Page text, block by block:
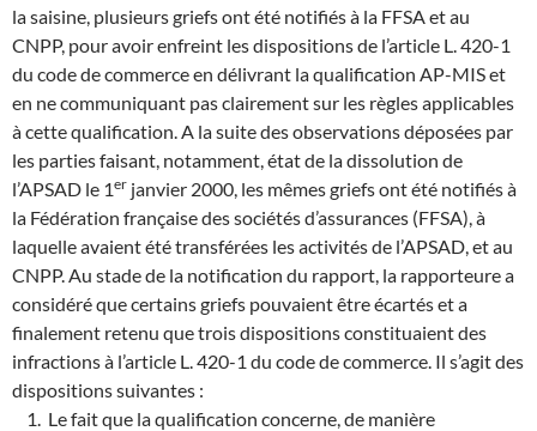
la saisine, plusieurs griefs ont été notifiés à la FFSA et au
CNPP, pour avoir enfreint les dispositions de l’article L. 420-1
du code de commerce en délivrant la qualification AP-MIS et
en ne communiquant pas clairement sur les règles applicables
à cette qualification. A la suite des observations déposées par
les parties faisant, notamment, état de la dissolution de
l’APSAD le 1er janvier 2000, les mêmes griefs ont été notifiés à
la Fédération française des sociétés d’assurances (FFSA), à
laquelle avaient été transférées les activités de l’APSAD, et au
CNPP. Au stade de la notification du rapport, la rapporteure a
considéré que certains griefs pouvaient être écartés et a
finalement retenu que trois dispositions constituaient des
infractions à l’article L. 420-1 du code de commerce. Il s’agit des
dispositions suivantes :
1. Le fait que la qualification concerne, de manière